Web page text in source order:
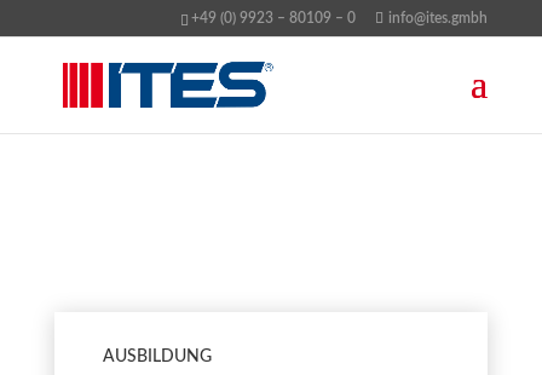
+49 (0) 9923 – 80109 – 0 info@ites.gmbh
AUSBILDUNG